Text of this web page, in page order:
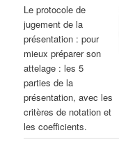
Le protocole de
jugement de la
présentation : pour
mieux préparer son
attelage : les 5
parties de la
présentation, avec les
critères de notation et
les coefficients.